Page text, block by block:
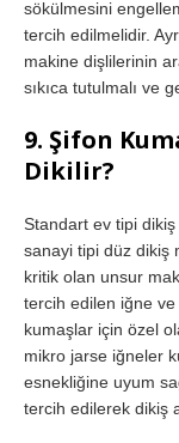
sökülmesini
tercih edilmelidir.
makine dişlilerinin
sıkıca tutulmalı ve
9. Şifon
Dikilir?
Standart ev tipi
sanayi tipi düz dikiş
kritik olan unsur
tercih edilen iğne
kumaşlar için özel
mikro jarse iğneler
esnekliğine uyum
tercih edilerek dikiş